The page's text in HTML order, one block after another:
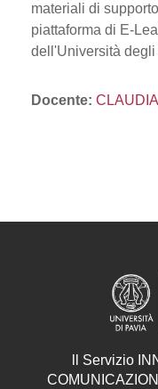
materiali di
piattaforma di E-
dell'Università
Docente:
Servizio